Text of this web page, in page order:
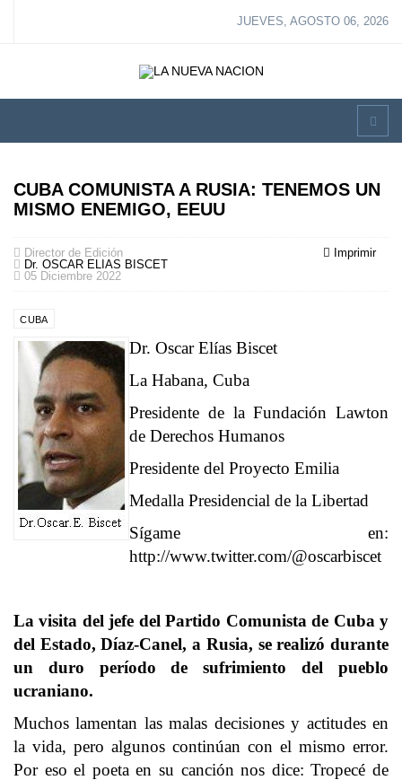
JUEVES, AGOSTO 06, 2026
CUBA COMUNISTA A RUSIA: TENEMOS UN
MISMO ENEMIGO, EEUU
Imprimir
Director de Edición
Dr. OSCAR ELIAS BISCET
05 Diciembre 2022
CUBA
Dr. Oscar Elías Biscet
La Habana, Cuba
Presidente de la Fundación Lawton
de Derechos Humanos
Presidente del Proyecto Emilia
Medalla Presidencial de la Libertad
Sígame en:
http://www.twitter.com/@oscarbiscet
La visita del jefe del Partido Comunista de Cuba y
del Estado, Díaz-Canel, a Rusia, se realizó durante
un duro período de sufrimiento del pueblo
ucraniano.
Muchos lamentan las malas decisiones y actitudes en
la vida, pero algunos continúan con el mismo error.
Por eso el poeta en su canción nos dice: Tropecé de